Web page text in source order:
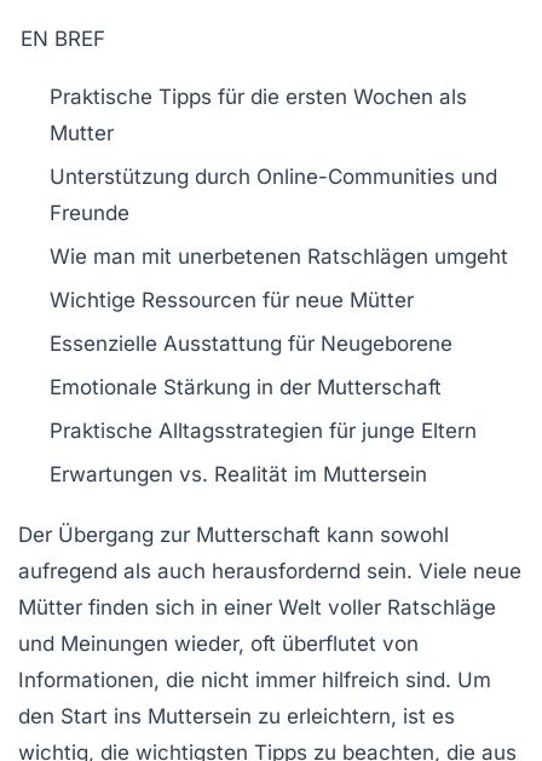
EN BREF
Praktische Tipps für die ersten Wochen als
Mutter
Unterstützung durch Online-Communities und
Freunde
Wie man mit unerbetenen Ratschlägen umgeht
Wichtige Ressourcen für neue Mütter
Essenzielle Ausstattung für Neugeborene
Emotionale Stärkung in der Mutterschaft
Praktische Alltagsstrategien für junge Eltern
Erwartungen vs. Realität im Muttersein
Der Übergang zur Mutterschaft kann sowohl
aufregend als auch herausfordernd sein. Viele neue
Mütter finden sich in einer Welt voller Ratschläge
und Meinungen wieder, oft überflutet von
Informationen, die nicht immer hilfreich sind. Um
den Start ins Muttersein zu erleichtern, ist es
wichtig, die wichtigsten Tipps zu beachten, die aus